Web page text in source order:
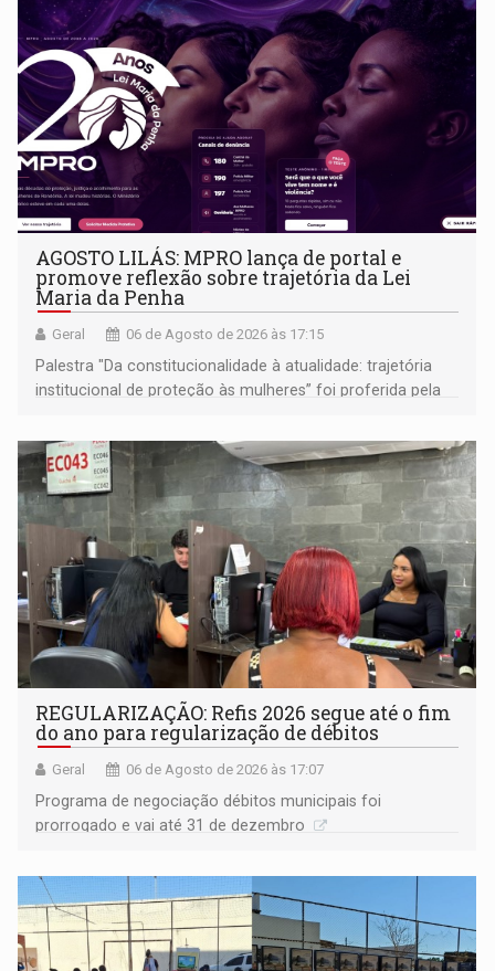
AGOSTO LILÁS: MPRO lança de portal e
promove reflexão sobre trajetória da Lei
Maria da Penha
Geral 06 de Agosto de 2026 às 17:15
Palestra "Da constitucionalidade à atualidade: trajetória
institucional de proteção às mulheres” foi proferida pela
Goiás
REGULARIZAÇÃO: Refis 2026 segue até o fim
do ano para regularização de débitos
Geral 06 de Agosto de 2026 às 17:07
Programa de negociação débitos municipais foi
prorrogado e vai até 31 de dezembro